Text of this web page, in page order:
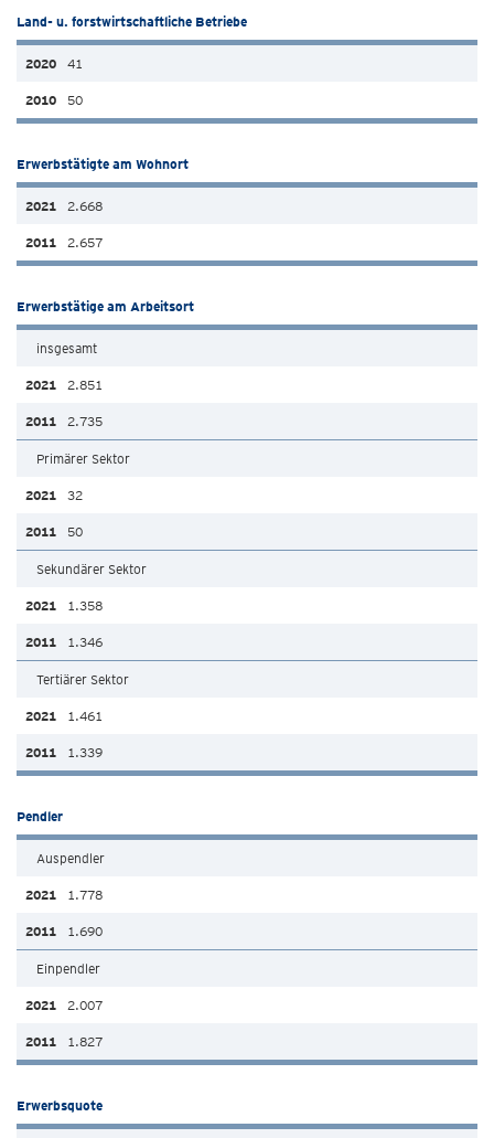
Land- u. forstwirtschaftliche Betriebe
41
50
Erwerbstätigte am Wohnort
2.668
2.657
Erwerbstätige am Arbeitsort
insgesamt
2.851
2.735
Primärer Sektor
32
50
Sekundärer Sektor
1.358
1.346
Tertiärer Sektor
1.461
1.339
Pendler
Auspendler
1.778
1.690
Einpendler
2.007
1.827
Erwerbsquote